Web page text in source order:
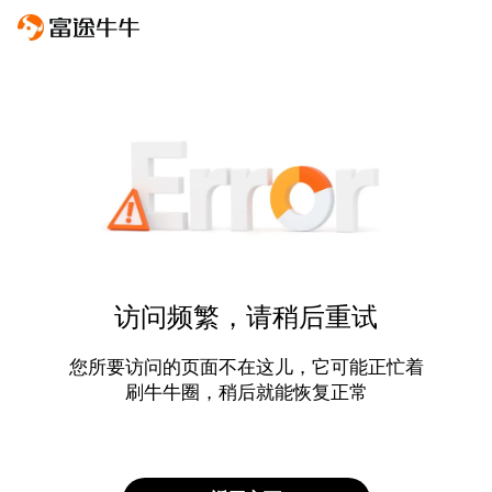
访问频繁，请稍后重试
您所要访问的页面不在这儿，它可能正忙着
刷牛牛圈，稍后就能恢复正常